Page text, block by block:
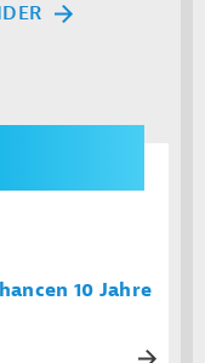
10 Jahre